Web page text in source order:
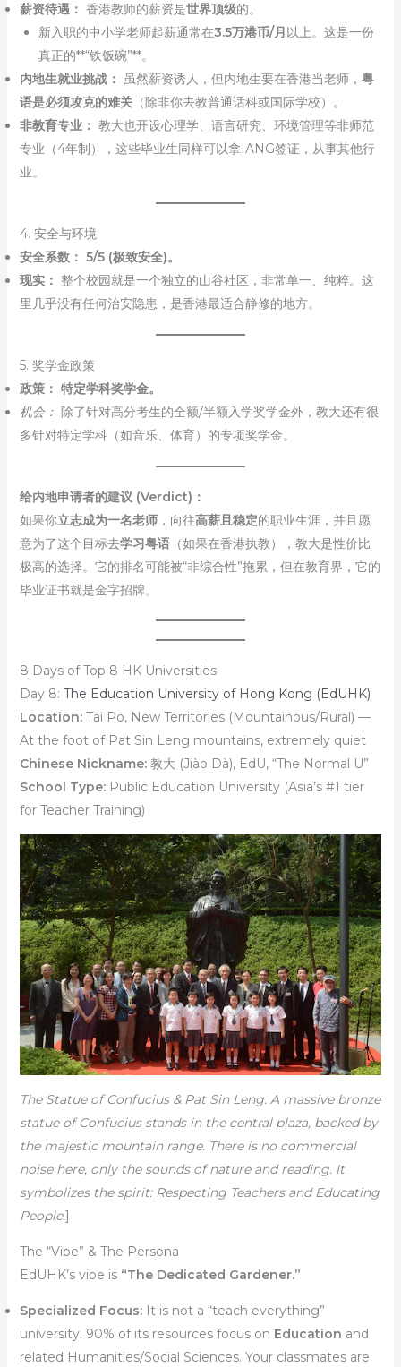
薪资待遇： 香港教师的薪资是世界顶级的。
新入职的中小学老师起薪通常在3.5万港币/月以上。这是一份
真正的**“铁饭碗”**。
内地生就业挑战： 虽然薪资诱人，但内地生要在香港当老师， 粤
语是必须攻克的难关（除非你去教普通话科或国际学校）。
非教育专业： 教大也开设心理学、语言研究、环境管理等非师范
专业（4年制），这些毕业生同样可以拿IANG签证，从事其他行
业。
4. 安全与环境
安全系数： 5/5 (极致安全)。
现实： 整个校园就是一个独立的山谷社区，非常单一、纯粹。这
里几乎没有任何治安隐患，是香港最适合静修的地方。
5. 奖学金政策
政策： 特定学科奖学金。
机会： 除了针对高分考生的全额/半额入学奖学金外，教大还有很
多针对特定学科（如音乐、体育）的专项奖学金。
给内地申请者的建议 (Verdict)：
如果你立志成为一名老师，向往高薪且稳定的职业生涯，并且愿
意为了这个目标去学习粤语（如果在香港执教），教大是性价比
极高的选择。它的排名可能被“非综合性”拖累，但在教育界，它的
毕业证书就是金字招牌。
8 Days of Top 8 HK Universities
Day 8: The Education University of Hong Kong (EdUHK)
Location:Tai Po, New Territories (Mountainous/Rural) —
At the foot of Pat Sin Leng mountains, extremely quiet
Chinese Nickname:教大 (Jiào Dà), EdU, “The Normal U”
School Type:Public Education University (Asia’s #1 tier
for Teacher Training)
The Statue of Confucius & Pat Sin Leng. A massive bronze
statue of Confucius stands in the central plaza, backed by
the majestic mountain range. There is no commercial
noise here, only the sounds of nature and reading. It
symbolizes the spirit: Respecting Teachers and Educating
People.]
The “Vibe” & The Persona
EdUHK’s vibe is “The Dedicated Gardener.”
Specialized Focus:It is not a “teach everything”
university. 90% of its resources focus on Education and
related Humanities/Social Sciences. Your classmates are